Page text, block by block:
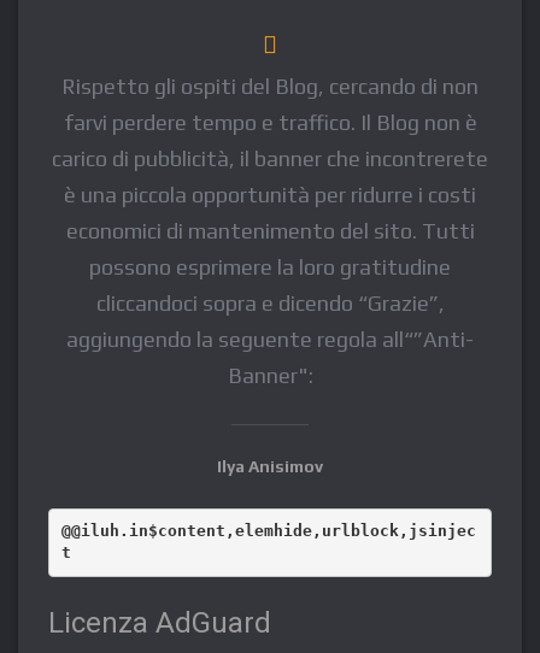
Rispetto gli ospiti del Blog, cercando di non
farvi perdere tempo e traffico. Il Blog non è
carico di pubblicità, il banner che incontrerete
è una piccola opportunità per ridurre i costi
economici di mantenimento del sito. Tutti
possono esprimere la loro gratitudine
cliccandoci sopra e dicendo “Grazie”,
aggiungendo la seguente regola all“”Anti-
Banner":
Ilya Anisimov
@@iluh.in$content,elemhide,urlblock,jsinjec
t
Licenza AdGuard